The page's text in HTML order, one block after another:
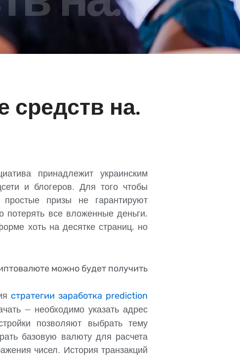
средств на.
принадлежит украинским
и блогеров. Для того чтобы
простые призы не гарантируют
потерять все вложенные деньги,
хоть на десятке страниц, но
можно будет получить
стратегии заработка prediction
— необходимо указать адрес
позволяют выбрать тему
базовую валюту для расчета
чисел. История транзакций